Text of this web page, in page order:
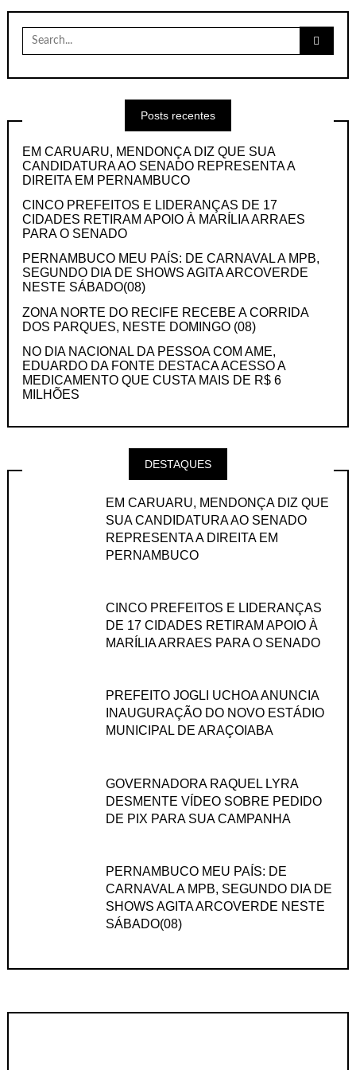
Search
for:
Posts recentes
EM CARUARU, MENDONÇA DIZ QUE SUA
CANDIDATURA AO SENADO REPRESENTA A
DIREITA EM PERNAMBUCO
CINCO PREFEITOS E LIDERANÇAS DE 17
CIDADES RETIRAM APOIO À MARÍLIA ARRAES
PARA O SENADO
PERNAMBUCO MEU PAÍS: DE CARNAVAL A MPB,
SEGUNDO DIA DE SHOWS AGITA ARCOVERDE
NESTE SÁBADO(08)
ZONA NORTE DO RECIFE RECEBE A CORRIDA
DOS PARQUES, NESTE DOMINGO (08)
NO DIA NACIONAL DA PESSOA COM AME,
EDUARDO DA FONTE DESTACA ACESSO A
MEDICAMENTO QUE CUSTA MAIS DE R$ 6
MILHÕES
DESTAQUES
EM CARUARU, MENDONÇA DIZ QUE
SUA CANDIDATURA AO SENADO
REPRESENTA A DIREITA EM
PERNAMBUCO
CINCO PREFEITOS E LIDERANÇAS
DE 17 CIDADES RETIRAM APOIO À
MARÍLIA ARRAES PARA O SENADO
PREFEITO JOGLI UCHOA ANUNCIA
INAUGURAÇÃO DO NOVO ESTÁDIO
MUNICIPAL DE ARAÇOIABA
GOVERNADORA RAQUEL LYRA
DESMENTE VÍDEO SOBRE PEDIDO
DE PIX PARA SUA CAMPANHA
PERNAMBUCO MEU PAÍS: DE
CARNAVAL A MPB, SEGUNDO DIA DE
SHOWS AGITA ARCOVERDE NESTE
SÁBADO(08)